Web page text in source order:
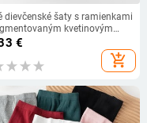
dievčenské šaty s ramienkami
kvetinovým
detské princeznovské šaty
rukávov pre novorodencov 0-3
dodávané s klobúčikom
€
add_shopping_cart